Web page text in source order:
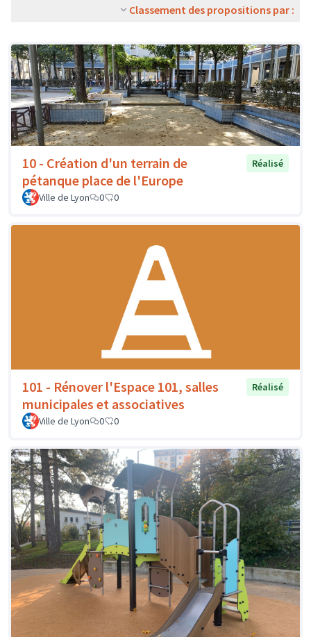
Classement des propositions par :
10 - Création d'un terrain de
pétanque place de l'Europe
Réalisé
Ville de Lyon 0 0
101 - Rénover l'Espace 101, salles
municipales et associatives
Réalisé
Ville de Lyon 0 0